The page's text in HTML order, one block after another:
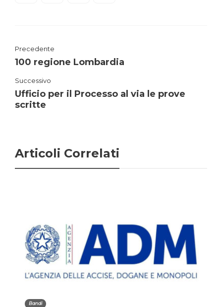
Precedente
100 regione Lombardia
Successivo
Ufficio per il Processo al via le prove
scritte
Articoli Correlati
Bandi